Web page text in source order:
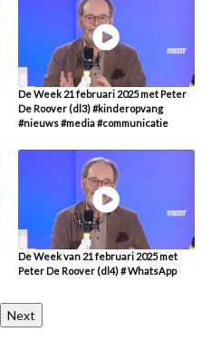
De Week 21 februari 2025 met Peter
De Roover (dl3) #kinderopvang
#nieuws #media #communicatie
De Week van 21 februari 2025 met
Peter De Roover (dl4) # WhatsApp
Next